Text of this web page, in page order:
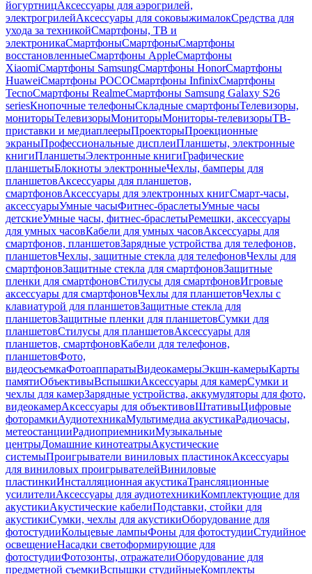
йогуртницАксессуары для аэрогрилей,
электрогрилейАксессуары для соковыжималокСредства для
ухода за техникойСмартфоны, ТВ и
электроникаСмартфоныСмартфоныСмартфоны
восстановленныеСмартфоны AppleСмартфоны
XiaomiСмартфоны SamsungСмартфоны HonorСмартфоны
HuaweiСмартфоны POCOСмартфоны InfinixСмартфоны
TecnoСмартфоны RealmeСмартфоны Samsung Galaxy S26
seriesКнопочные телефоныСкладные смартфоныТелевизоры,
мониторыТелевизорыМониторыМониторы-телевизорыТВ-
приставки и медиаплеерыПроекторыПроекционные
экраныПрофессиональные дисплеиПланшеты, электронные
книгиПланшетыЭлектронные книгиГрафические
планшетыБлокноты электронныеЧехлы, бамперы для
планшетовАксессуары для планшетов,
смартфоновАксессуары для электронных книгСмарт-часы,
аксессуарыУмные часыФитнес-браслетыУмные часы
детскиеУмные часы, фитнес-браслетыРемешки, аксессуары
для умных часовКабели для умных часовАксессуары для
смартфонов, планшетовЗарядные устройства для телефонов,
планшетовЧехлы, защитные стекла для телефоновЧехлы для
смартфоновЗащитные стекла для смартфоновЗащитные
пленки для смартфоновСтилусы для смартфоновИгровые
аксессуары для смартфоновЧехлы для планшетовЧехлы с
клавиатурой для планшетовЗащитные стекла для
планшетовЗащитные пленки для планшетовСумки для
планшетовСтилусы для планшетовАксессуары для
планшетов, смартфоновКабели для телефонов,
планшетовФото,
видеосъемкаФотоаппаратыВидеокамерыЭкшн-камерыКарты
памятиОбъективыВспышкиАксессуары для камерСумки и
чехлы для камерЗарядные устройства, аккумуляторы для фото,
видеокамерАксессуары для объективовШтативыЦифровые
фоторамкиАудиотехникаМультимедиа акустикаРадиочасы,
метеостанцииРадиоприемникиМузыкальные
центрыДомашние кинотеатрыАкустические
системыПроигрыватели виниловых пластинокАксессуары
для виниловых проигрывателейВиниловые
пластинкиИнсталляционная акустикаТрансляционные
усилителиАксессуары для аудиотехникиКомплектующие для
акустикиАкустические кабелиПодставки, стойки для
акустикиСумки, чехлы для акустикиОборудование для
фотостудииКольцевые лампыФоны для фотостудииСтудийное
освещениеНасадки светоформирующие для
фотостудииФотозонты, отражателиОборудование для
предметной съемкиВспышки студийныеКомплекты